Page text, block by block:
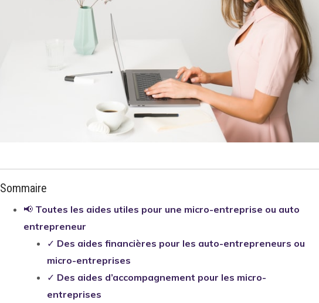
Sommaire
📢 Toutes les aides utiles pour une micro-entreprise ou auto
entrepreneur
✓ Des aides financières pour les auto-entrepreneurs ou
micro-entreprises
✓ Des aides d’accompagnement pour les micro-
entreprises